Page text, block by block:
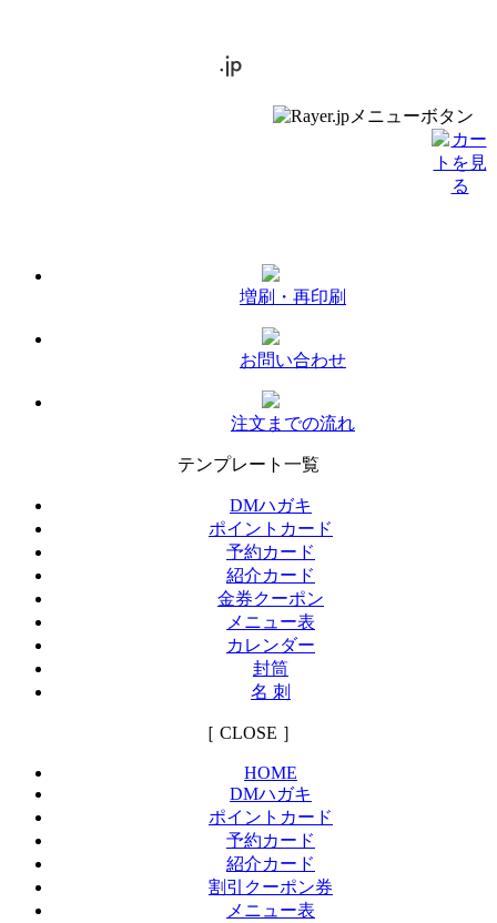
増刷・再印刷
お問い合わせ
注文までの流れ
テンプレート一覧
DMハガキ
ポイントカード
予約カード
紹介カード
金券クーポン
メニュー表
カレンダー
封筒
名 刺
［ CLOSE ］
HOME
DMハガキ
ポイントカード
予約カード
紹介カード
割引クーポン券
メニュー表